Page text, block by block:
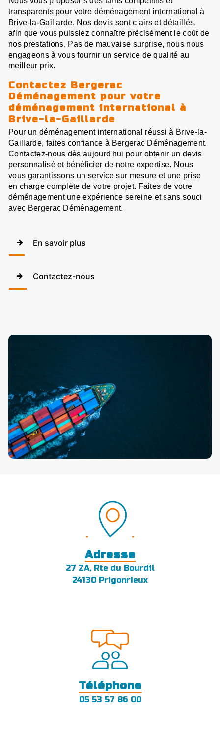
transparents pour votre déménagement international à
Brive-la-Gaillarde. Nos devis sont clairs et détaillés,
afin que vous puissiez connaître précisément le coût de
nos prestations. Pas de mauvaise surprise, nous nous
engageons à vous fournir un service de qualité au
meilleur prix.
Contactez Bergerac
Déménagement pour votre
déménagement international à
Brive-la-Gaillarde
Pour un déménagement international réussi à Brive-la-
Gaillarde, faites confiance à Bergerac Déménagement.
Contactez-nous dès aujourd'hui pour obtenir un devis
personnalisé et bénéficier de notre expertise. Nous
vous garantissons un service sur mesure et une prise
en charge complète de votre projet. Faites de votre
déménagement une expérience sereine et sans souci
avec Bergerac Déménagement.
En savoir plus
Contactez-nous
Adresse
27 ZA, Rte du Bourdil
24130 Prigonrieux
Téléphone
05 53 57 86 00